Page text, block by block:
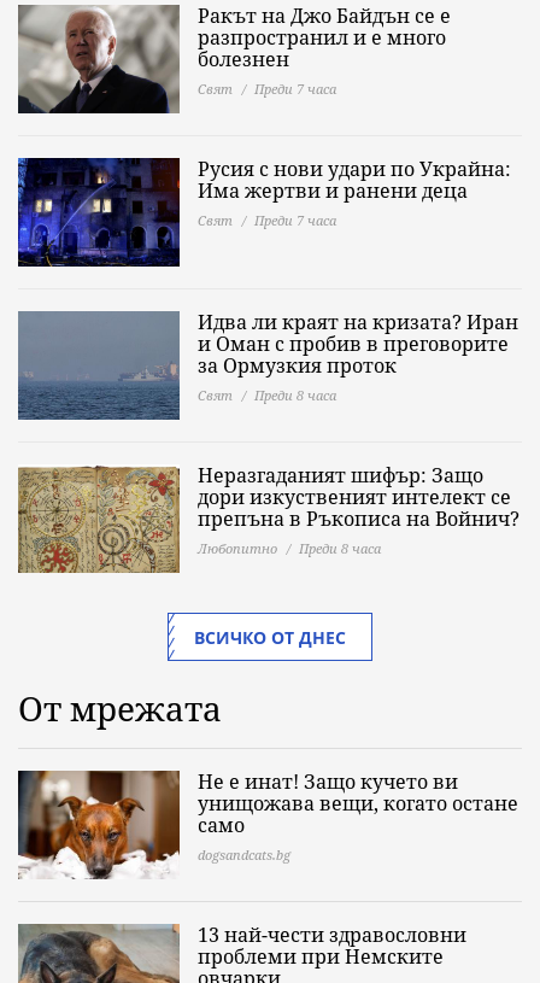
Ракът на Джо Байдън се е
разпространил и е много
болезнен
Свят Преди 7 часа
Русия с нови удари по Украйна:
Има жертви и ранени деца
Свят Преди 7 часа
Идва ли краят на кризата? Иран
и Оман с пробив в преговорите
за Ормузкия проток
Свят Преди 8 часа
Неразгаданият шифър: Защо
дори изкуственият интелект се
препъна в Ръкописа на Войнич?
Любопитно Преди 8 часа
ВСИЧКО ОТ ДНЕС
От мрежата
Не е инат! Защо кучето ви
унищожава вещи, когато остане
само
dogsandcats.bg
13 най-чести здравословни
проблеми при Немските